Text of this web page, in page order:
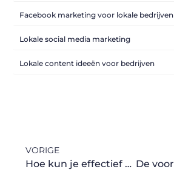
Facebook marketing voor lokale bedrijven
Lokale social media marketing
Lokale content ideeën voor bedrijven
VORIGE
Hoe kun je effectief stoppen met piekeren?